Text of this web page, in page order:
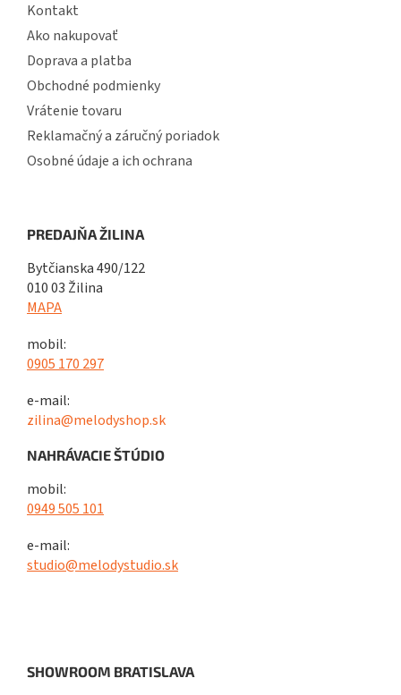
Kontakt
Ako nakupovať
Doprava a platba
Obchodné podmienky
Vrátenie tovaru
Reklamačný a záručný poriadok
Osobné údaje a ich ochrana
PREDAJŇA ŽILINA
Bytčianska 490/122
010 03 Žilina
MAPA
mobil:
0905 170 297
e-mail:
zilina@melodyshop.sk
NAHRÁVACIE ŠTÚDIO
mobil:
0949 505 101
e-mail:
studio@melodystudio.sk
SHOWROOM BRATISLAVA